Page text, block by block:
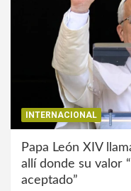
INTERNACIONAL
Papa León XIV
allí donde su valor
aceptado”